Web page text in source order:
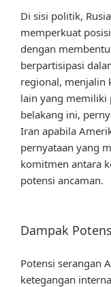
Di sisi politik,
memperkuat
dengan
berpartisipasi
regional, menjalin
lain yang memiliki
belakang ini,
Iran apabila
pernyataan yang
komitmen antara
potensi ancaman.
Dampak
Potensi serangan
ketegangan